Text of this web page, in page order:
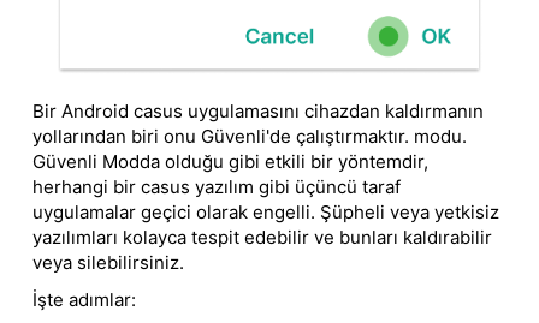
Bir Android casus uygulamasını cihazdan kaldırmanın
yollarından biri onu Güvenli'de çalıştırmaktır. modu.
Güvenli Modda olduğu gibi etkili bir yöntemdir,
herhangi bir casus yazılım gibi üçüncü taraf
uygulamalar geçici olarak engelli. Şüpheli veya yetkisiz
yazılımları kolayca tespit edebilir ve bunları kaldırabilir
veya silebilirsiniz.
İşte adımlar: